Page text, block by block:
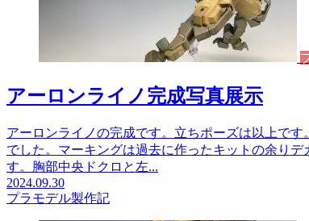
アーロンライノ完成写真展示
アーロンライノの完成です。立ちポーズは以上で
でした。マーキングは過去に作ったキットの余り
す。胸部中央ドクロと左...
2024.09.30
プラモデル製作記